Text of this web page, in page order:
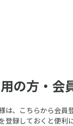
の方・会
は、こちらから会員
登録しておくと便利